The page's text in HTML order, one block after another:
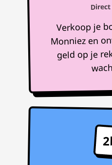
Direct
Verkoop je
Monniez en
geld op je